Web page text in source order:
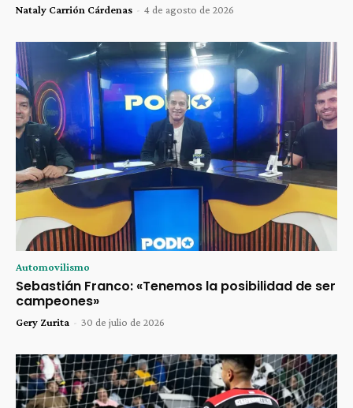
Nataly Carrión Cárdenas - 4 de agosto de 2026
Automovilismo
Sebastián Franco: «Tenemos la posibilidad de ser
campeones»
Gery Zurita - 30 de julio de 2026